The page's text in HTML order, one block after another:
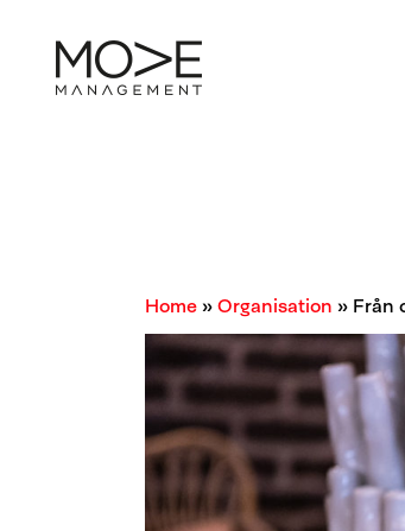
Home»Organisation » Från